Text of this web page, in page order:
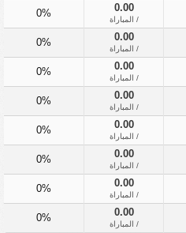
0.00
/ المباراة
0%
0.00
/ المباراة
0%
0.00
/ المباراة
0%
0.00
/ المباراة
0%
0.00
/ المباراة
0%
0.00
/ المباراة
0%
0.00
/ المباراة
0%
0.00
/ المباراة
0%